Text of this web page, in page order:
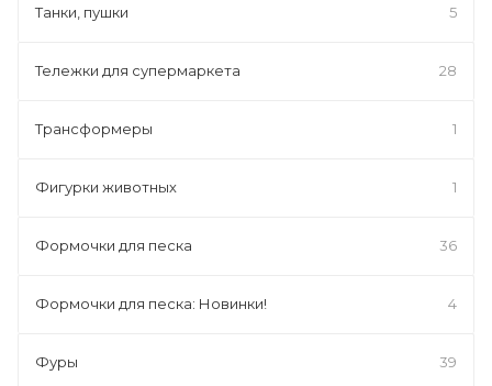
Танки, пушки 5
Тележки для супермаркета 28
Трансформеры 1
Фигурки животных 1
Формочки для песка 36
Формочки для песка: Новинки! 4
Фуры 39